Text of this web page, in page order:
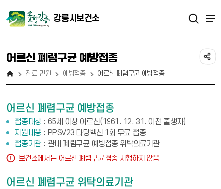
강릉시보건소
어르신 폐렴구균 예방접종
진료·민원 예방접종 어르신 폐렴구균 예방접종
어르신 폐렴구균 예방접종
접종대상
65세 이상 어르신(1961. 12. 31. 이전 출생자)
지원내용
PPSV23 다당백신 1회 무료 접종
접종기관
관내 폐렴구균 예방접종 위탁의료기관
보건소에서는 어르신 폐렴구균 접종 시행하지 않음
어르신 폐렴구균 위탁의료기관